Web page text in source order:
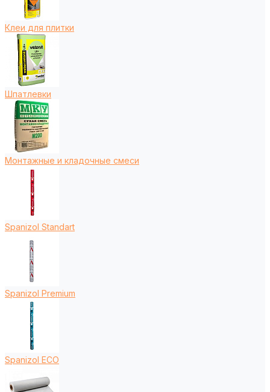
Клеи для плитки
Шпатлевки
Монтажные и кладочные смеси
Spanizol Standart
Spanizol Premium
Spanizol ECO